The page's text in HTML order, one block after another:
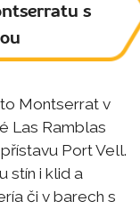
s
Montserrat v
Las Ramblas
Port Vell.
stín i klid a
či v barech s